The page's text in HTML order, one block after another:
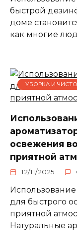
быстрой
доме
как многие
УБОРКА И
освежения
приятной
12/11/2025
Использование
для быстрого
приятной
Натуральные